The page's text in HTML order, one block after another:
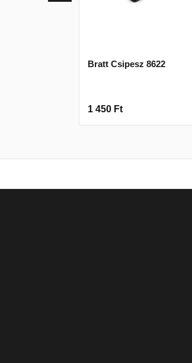
Bratt Csipesz 8622
1 450 Ft